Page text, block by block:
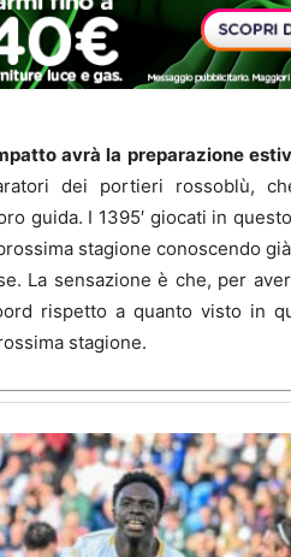
avrà la preparazione
dei portieri rossoblù,
guida. I 1395′ giocati in
stagione conoscendo
La sensazione è che, per
rispetto a quanto visto in
stagione.